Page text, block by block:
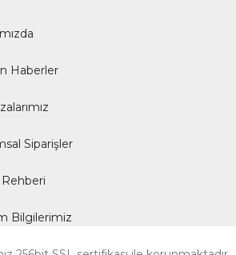
Haberler
Siparişler
Bilgilerimiz